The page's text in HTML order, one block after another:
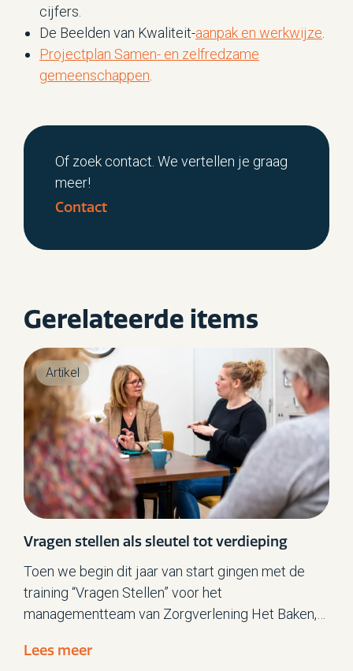
cijfers.
De Beelden van Kwaliteit-aanpak en werkwijze
Projectplan Samen- en zelfredzame
gemeenschappen
Of zoek contact. We vertellen je graag
meer!
Contact
Gerelateerde items
Vragen stellen als sleutel tot verdieping
Toen we begin dit jaar van start gingen met de
training “Vragen Stellen” voor het
managementteam van Zorgverlening Het Baken,
worden. Het MT koos er bewust voor om zich als
Lees meer
Artikel